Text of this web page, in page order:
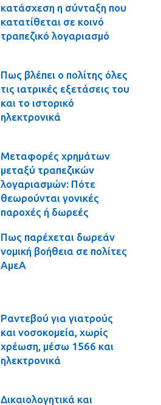
κατάσχεση η σύνταξη που
κατατίθεται σε κοινό
τραπεζικό λογαριασμό
Πως βλέπει ο πολίτης όλες
τις ιατρικές εξετάσεις του
και το ιστορικό
ηλεκτρονικά
Μεταφορές χρημάτων
μεταξύ τραπεζικών
λογαριασμών: Πότε
θεωρούνται γονικές
παροχές ή δωρεές
Πως παρέχεται δωρεάν
νομική βοήθεια σε πολίτες
ΑμεΑ
Ραντεβού για γιατρούς
και νοσοκομεία, χωρίς
χρέωση, μέσω 1566 και
ηλεκτρονικά
Δικαιολογητικά και